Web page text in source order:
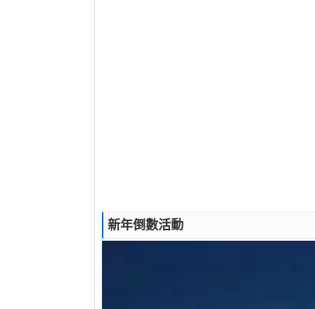
新年倒數活動